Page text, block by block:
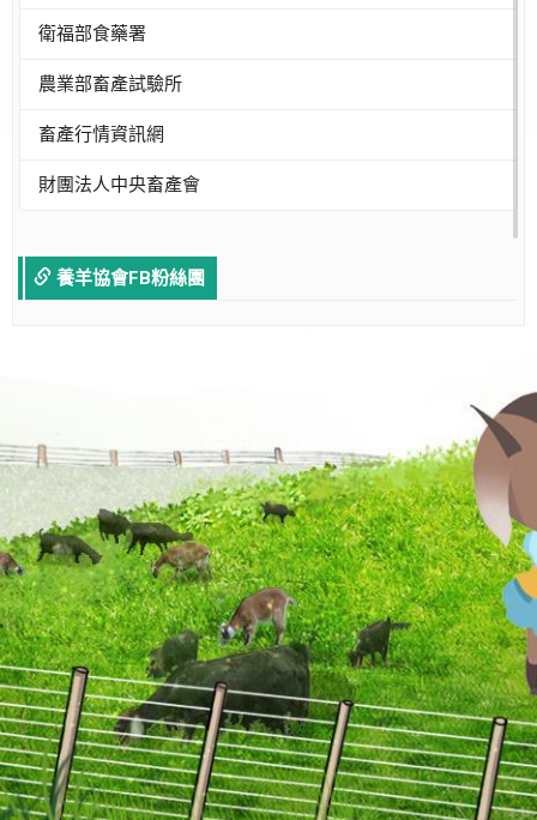
衛福部食藥署
農業部畜產試驗所
畜產行情資訊網
財團法人中央畜產會
養羊協會FB粉絲團